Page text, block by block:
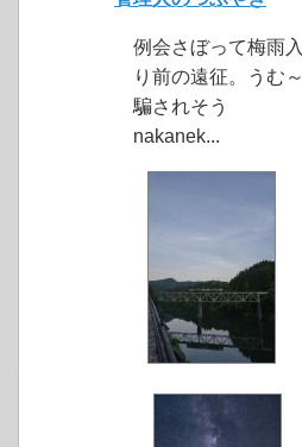
例会さぼって梅雨入
り前の遠征。うむ～
騙されそう
nakanek...